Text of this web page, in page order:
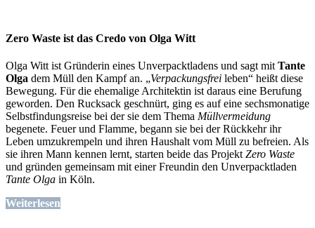
Zero Waste ist das Credo von Olga Witt
Olga Witt ist Gründerin eines Unverpacktladens und sagt mit Tante
Olga dem Müll den Kampf an. „Verpackungsfrei leben“ heißt diese
Bewegung. Für die ehemalige Architektin ist daraus eine Berufung
geworden. Den Rucksack geschnürt, ging es auf eine sechsmonatige
Selbstfindungsreise bei der sie dem Thema Müllvermeidung
begenete. Feuer und Flamme, begann sie bei der Rückkehr ihr
Leben umzukrempeln und ihren Haushalt vom Müll zu befreien. Als
sie ihren Mann kennen lernt, starten beide das Projekt Zero Waste
und gründen gemeinsam mit einer Freundin den Unverpacktladen
Tante Olga in Köln.
Weiterlesen